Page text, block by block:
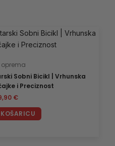
oprema
Sobni Bicikl | Vrhunska
i Preciznost
€